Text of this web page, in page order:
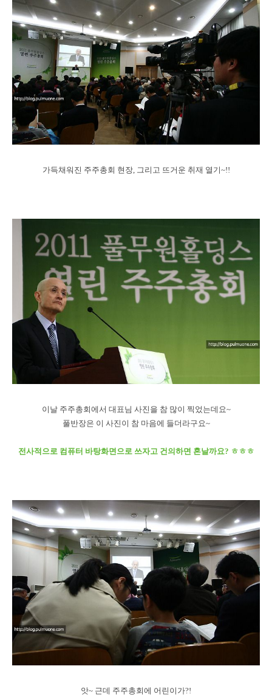
가득채워진 주주총회 현장, 그리고 뜨거운 취재 열기~!!
이날 주주총회에서 대표님 사진을 참 많이 찍었는데요~
풀반장은 이 사진이 참 마음에 들더라구요~
전사적으로 컴퓨터 바탕화면으로 쓰자고 건의하면 혼날까요? ㅎㅎㅎ
앗~ 근데 주주총회에 어린이가?!